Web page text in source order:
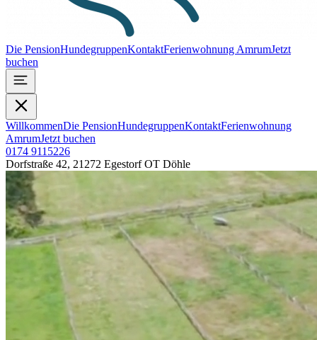
Die PensionHundegruppenKontaktFerienwohnung AmrumJetzt
buchen
WillkommenDie PensionHundegruppenKontaktFerienwohnung
AmrumJetzt buchen
0174 9115226
Dorfstraße 42, 21272 Egestorf OT Döhle